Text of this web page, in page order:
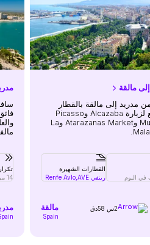
مالقة
مدريد إلى مالقة بالقطار
السريع لزيارة Alcazaba وPicasso
Museum وAtarazanas Market وLa
القطارات الشهيرة
رينفي AVE,
Renfe Avlo
2س 58دق مالقة
Spain
تكرار
14 مرات في اليوم